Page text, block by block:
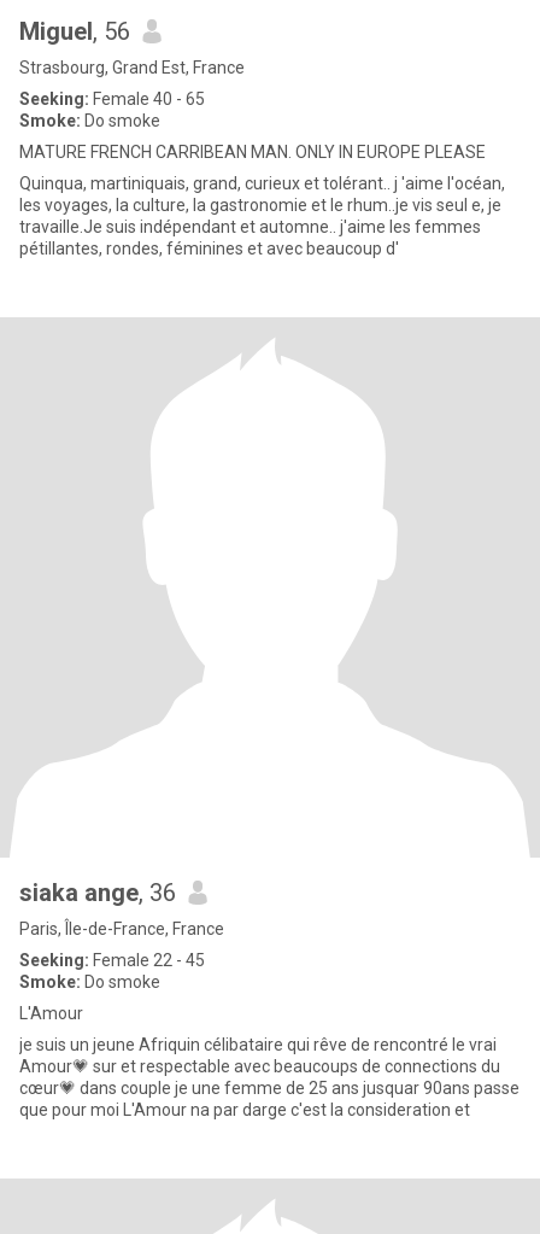
Miguel, 56
Strasbourg, Grand Est, France
Seeking: Female 40 - 65
Smoke: Do smoke
MATURE FRENCH CARRIBEAN MAN. ONLY IN EUROPE PLEASE
Quinqua, martiniquais, grand, curieux et tolérant.. j 'aime l'océan,
les voyages, la culture, la gastronomie et le rhum..je vis seul e, je
travaille.Je suis indépendant et automne.. j'aime les femmes
pétillantes, rondes, féminines et avec beaucoup d'
siaka ange, 36
Paris, Île-de-France, France
Seeking: Female 22 - 45
Smoke: Do smoke
L'Amour
je suis un jeune Afriquin célibataire qui rêve de rencontré le vrai
Amour💗 sur et respectable avec beaucoups de connections du
cœur💗 dans couple je une femme de 25 ans jusquar 90ans passe
que pour moi L'Amour na par darge c'est la consideration et